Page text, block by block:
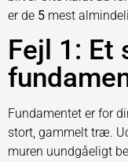
er de 5 mest
Fejl 1: Et
Fundamentet er for
stort, gammelt træ.
muren uundgåeligt